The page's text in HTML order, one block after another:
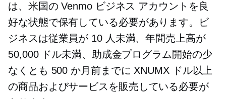
は、米国の Venmo ビジネス アカウントを良
好な状態で保有している必要があります。ビ
ジネスは従業員が 10 人未満、年間売上高が
50,000 ドル未満、助成金プログラム開始の少
なくとも 500 か月前までに XNUMX ドル以上
の商品およびサービスを販売している必要が